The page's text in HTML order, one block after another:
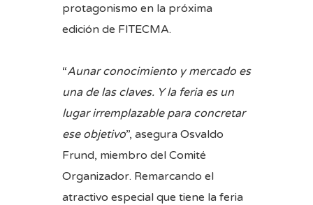
protagonismo en la próxima
edición de FITECMA.
“Aunar conocimiento y mercado es
una de las claves. Y la feria es un
lugar irremplazable para concretar
ese objetivo”, asegura Osvaldo
Frund, miembro del Comité
Organizador. Remarcando el
atractivo especial que tiene la feria